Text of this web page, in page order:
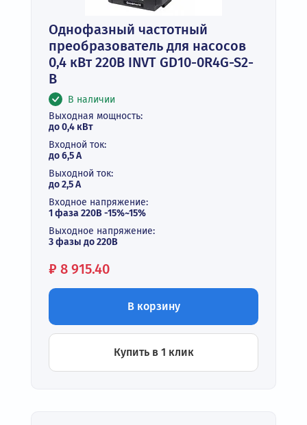
Однофазный частотный
преобразователь для насосов
0,4 кВт 220В INVT GD10-0R4G-S2-
B
В наличии
Выходная мощность:
до 0,4 кВт
Входной ток:
до 6,5 А
Выходной ток:
до 2,5 А
Входное напряжение:
1 фаза 220В -15%~15%
Выходное напряжение:
3 фазы до 220В
Цена:
₽ 8 915.40
В корзину
Купить в 1 клик